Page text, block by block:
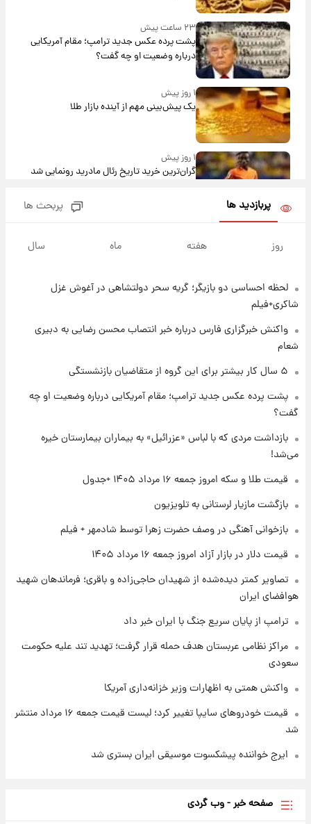
۲۳ ساعت پیش
پشت پرده عکس جدید ترامپ؛ مقام آمریکایی
درباره وضعیت او چه گفت؟
۱ روز پیش
یک پیش‌بینی مهم از آینده بازار طلا
۱ روز پیش
گران‌ترین خرید تاریخ رئال مادرید رونمایی شد
روزها پربارش‌تر خواهند بود؟
۱ روز پیش
جزئیات فعال‌سازی «کیف پول ایران» اعلام
شد+فیلم
تغییر تند قیمت محصولات ایران‌خودرو و سایپا
امروز پنجشنبه ۱۵ مرداد ۱۴۰۵ +جدول
۱ روز پیش
قیمت طلا و سکه امروز پنجشنبه ۱۵ مرداد ۱۴۰۵
۱ روز پیش
شارژ جدید کالابرگ برای سه دهک؛ جزئیات اعلام
شد
پربازدید ها پربحث ها
روز هفته ماه سال
لحظه احساسی دو بازیگر؛ گریه سحر دولتشاهی در آغوش غزل
شاکری+فیلم
واکنش خبرگزاری فارس درباره خبر انتصاب محسن رضایی به دبیری
شعام
۵ سال کار بیشتر برای این گروه از متقاضیان بازنشستگی
پشت پرده عکس جدید ترامپ؛ مقام آمریکایی درباره وضعیت او چه
گفت؟
بازداشت مردی که با لباس «عزرائیل» به بیماران بیمارستان خیره
می‌شد!
قیمت طلا و سکه امروز جمعه ۱۶ مرداد ۱۴۰۵ +جدول
بازگشت مازیار لرستانی به تلویزیون
بازخوانی آهنگی در وصف حضرت زهرا توسط شادمهر + فیلم
قیمت دلار در بازار آزاد امروز جمعه ۱۶ مرداد ۱۴۰۵
تصاویر کمتر دیده‌شده از شهیدان حاجی‌زاده و باقری؛ فرماندهان شهید
هوافضای ایران
ترامپ از پایان سریع جنگ با ایران خبر داد
مراکز نظامی عربستان هدف حمله قرار گرفت؛ تهدید تند علیه حکومت
سعودی
واکنش همتی به اظهارات وزیر خزانه‌داری آمریکا
قیمت خودروهای سایپا تغییر کرد؛ لیست قیمت جمعه ۱۶ مرداد منتشر
شد
ایرج خواننده پیشکسوت موسیقی ایران بستری شد
صفحه خبر - وب گردی